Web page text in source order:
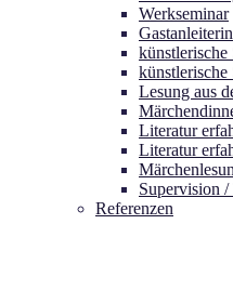
Werkseminar
Gastanleiterin
künstlerische
künstlerische
Lesung aus
Literatur
Literatur
Supervision /
Referenzen